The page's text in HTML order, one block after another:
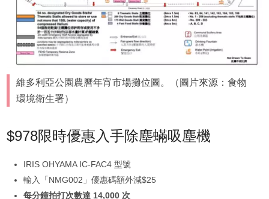
維多利亞公園農曆年宵市場攤位圖。（圖片來源：食物
環境衛生署）
$978限時優惠入手除塵蟎吸塵機
IRIS OHYAMA IC-FAC4 型號
輸入「NMG002」優惠碼額外減$25
每分鐘拍打次數達 14,000 次